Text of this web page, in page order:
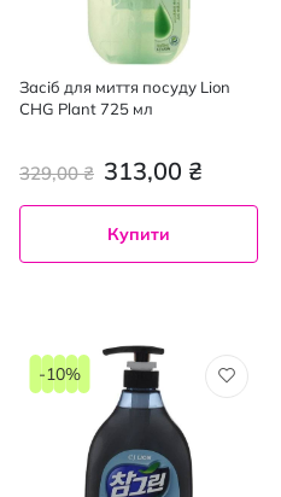
Засіб для миття посуду Lion
CHG Plant 725 мл
313,00 ₴
329,00 ₴
Купити
-10%